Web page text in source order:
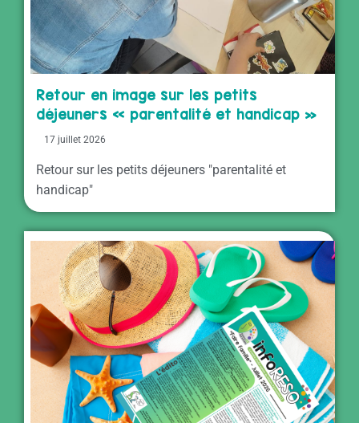
Retour en image sur les petits
déjeuners « parentalité et handicap »
17 juillet 2026
Retour sur les petits déjeuners "parentalité et
handicap"